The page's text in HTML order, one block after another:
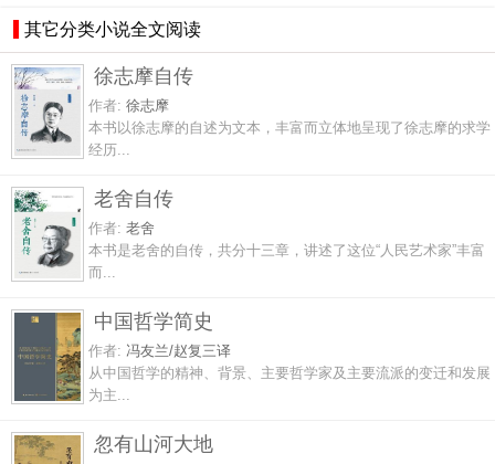
其它分类小说全文阅读
徐志摩自传
作者: 徐志摩
本书以徐志摩的自述为文本，丰富而立体地呈现了徐志摩的求学
经历...
老舍自传
作者: 老舍
本书是老舍的自传，共分十三章，讲述了这位“人民艺术家”丰富
而...
中国哲学简史
作者: 冯友兰/赵复三译
从中国哲学的精神、背景、主要哲学家及主要流派的变迁和发展
为主...
忽有山河大地